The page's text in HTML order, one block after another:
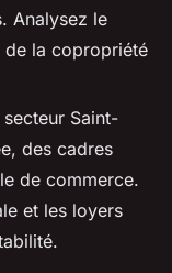
Analysez le
de la copropriété
secteur Saint-
des cadres
de commerce.
et les loyers